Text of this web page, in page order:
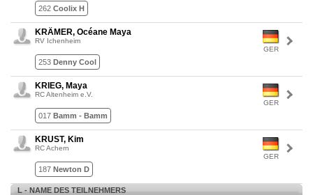
262 Coolix H
GER
KRÄMER, Océane Maya
RV Ichenheim
253 Denny Cool
GER
KRIEG, Maya
RC Altenheim e.V.
017 Bamm - Bamm
GER
KRUST, Kim
RC Achern
187 Newton D
L - NAME DES TEILNEHMERS